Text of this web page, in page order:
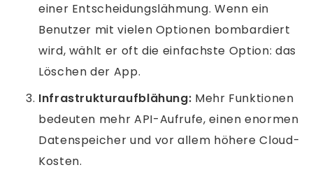
einer Entscheidungslähmung. Wenn ein
Benutzer mit vielen Optionen bombardiert
wird, wählt er oft die einfachste Option: das
Löschen der App.
Infrastrukturaufblähung: Mehr Funktionen
bedeuten mehr API-Aufrufe, einen enormen
Datenspeicher und vor allem höhere Cloud-
Kosten.